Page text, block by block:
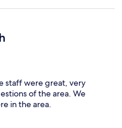
staff were great, very
of the area. We
in the area.